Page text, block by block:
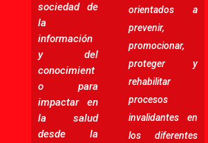
sociedad de
la
información
y del
conocimient
o para
impactar en
la salud
desde la
orientados a
prevenir,
promocionar,
proteger y
rehabilitar
procesos
invalidantes en
los diferentes